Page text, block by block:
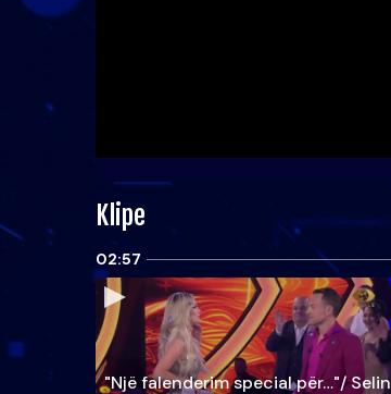
Klipe
02:57
"Një falenderim special për…"/ Selin